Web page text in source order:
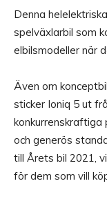
Denna
spelväxlarbil som
elbilsmodeller när
Även om
sticker Ioniq 5 ut
konkurrenskraftiga
och generös
till Årets bil 2021,
för dem som vill